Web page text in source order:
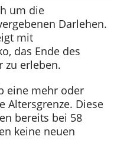
um die
Darlehen.
mit
das Ende des
zu erleben.
eine mehr oder
Altersgrenze. Diese
bereits bei 58
keine neuen